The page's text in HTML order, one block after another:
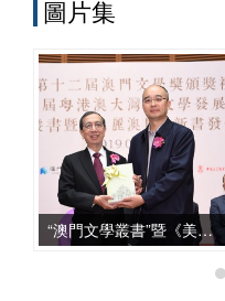
哲學社會科學工作座談會上
話、中共中央辦公廳2022年
“十四五”時期哲學社會科學
來，澳門的高等院校、澳門
團體作為知識產出、傳播
在構建哲學社會科學自主
上，從學科建設、智庫服務
國際對話等諸方面，都發揮
作用，呈現出多元化、本
實務化的發展特點。
圖片集
“澳門文學叢書”暨《美麗澳門》新書發佈會